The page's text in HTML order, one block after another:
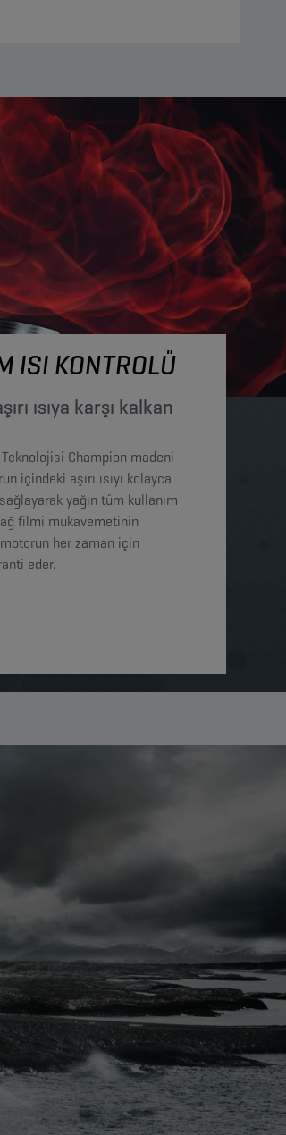
ISI KONTROLÜ
ısıya karşı kalkan
Champion madeni
içindeki aşırı ısıyı kolayca
sağlayarak yağın tüm kullanım
filmi mukavemetinin
motorun her zaman için
eder.